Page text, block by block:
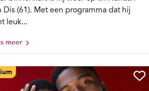
Dis (61). Met een programma dat hij
leuk...
meer